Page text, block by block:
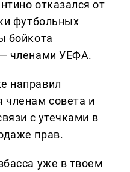
отказался от
футбольных
бойкота
членами УЕФА.
направил
членам совета и
с утечками в
прав.
уже в твоем